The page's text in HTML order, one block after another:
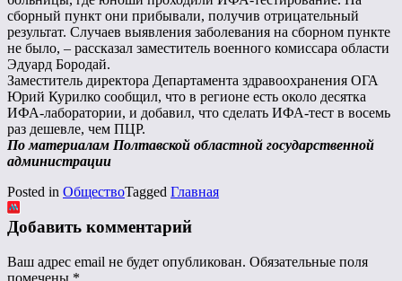
сборный пункт они прибывали, получив отрицательный
результат. Случаев выявления заболевания на сборном пункте
не было, – рассказал заместитель военного комиссара области
Эдуард Бородай.
Заместитель директора Департамента здравоохранения ОГА
Юрий Курилко сообщил, что в регионе есть около десятка
ИФА-лаборатории, и добавил, что сделать ИФА-тест в восемь
раз дешевле, чем ПЦР.
По материалам Полтавской областной государственной
администрации
Posted in ОбществоTagged Главная
Добавить комментарий
Ваш адрес email не будет опубликован. Обязательные поля
помечены *